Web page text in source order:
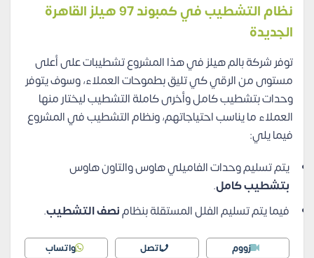
نظام التشطيب في كمبوند 97 هيلز القاهرة
الجديدة
توفر شركة بالم هيلز في هذا المشروع تشطيبات على أعلى
مستوى من الرقي كي تليق بطموحات العملاء، وسوف يتوفر
وحدات بتشطيب كامل وأخرى كاملة التشطيب ليختار منها
العملاء ما يناسب احتياجاتهم، ونظام التشطيب في المشروع
فيما يلي:
يتم تسليم وحدات الفاميلي هاوس والتاون هاوس
بتشطيب كامل.
فيما يتم تسليم الفلل المستقلة بنظامنصف التشطيب.
زووم اتصل واتساب